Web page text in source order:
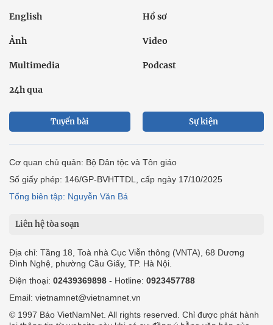
English Hồ sơ
Ảnh Video
Multimedia Podcast
24h qua
Tuyến bài Sự kiện
Cơ quan chủ quản: Bộ Dân tộc và Tôn giáo
Số giấy phép: 146/GP-BVHTTDL, cấp ngày 17/10/2025
Tổng biên tập: Nguyễn Văn Bá
Liên hệ tòa soạn
Địa chỉ: Tầng 18, Toà nhà Cục Viễn thông (VNTA), 68 Dương
Đình Nghệ, phường Cầu Giấy, TP. Hà Nội.
Điện thoại: 02439369898 - Hotline: 0923457788
Email: vietnamnet@vietnamnet.vn
© 1997 Báo VietNamNet. All rights reserved. Chỉ được phát hành